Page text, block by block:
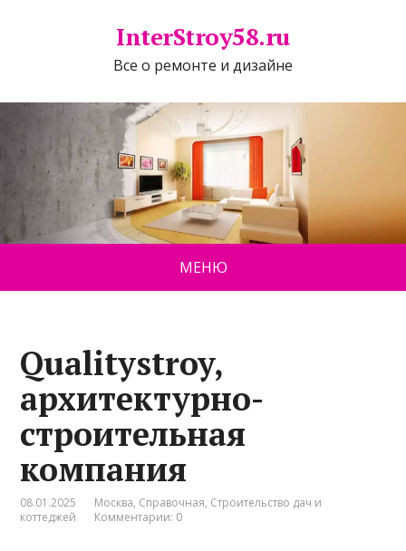
InterStroy58.ru
Все о ремонте и дизайне
МЕНЮ
Qualitystroy,
архитектурно-
строительная
компания
08.01.2025 Москва, Справочная, Строительство дач и
коттеджей
Комментарии: 0